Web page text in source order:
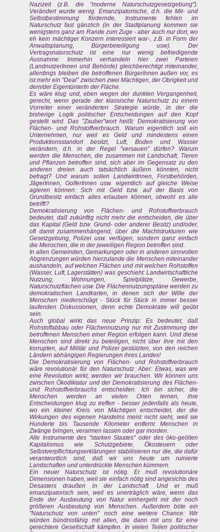
Nazizeit (z.B. die "moderne Naturschutzgesetzgebung").
Verändert wurde wenig. Emanzipatorische, d.h. die Mit- und
Selbstbestimmung fördernde, Instrumente fehlen im
Naturschutz fast gänzlich (in der Stadtplanung kommen sie
wenigstens ganz am Rande zum Zuge - aber auch nur dort, wo
eh kein mächtiger Konzern interessiert war-, z.B. in Form der
Anwaltsplanung, Bürgerbeteiligung usw). Der
Vertragsnaturschutz ist eine nur wenig befriedigende
Ausnahme: Immerhin verhandeln hier zwei Parteien
(LandnutzerInnen und Behörde) gleichberechtigt miteinander,
allerdings bleiben die betroffenen BürgerInnen außen vor, es
ist mehr ein "Deal" zwischen zwei Mächtigen, der Obrigkeit und
dem/der EigentünterIn der Fläche.
Es wäre klug und, eben wegen der dunklen Vergangenheit,
gerecht, wenn gerade der klassische Naturschutz zu einem
Vorreiter einer veränderten Strategie würde, in der die
bisherige Logik politischer Entscheidungen auf den Kopf
gestellt wird. Das "Zauber"wort heißt: Demokratisierung von
Flächen- und Rohstoffverbrauch. Warum eigentlich soll ein
Unternehmen, nur weil es Geld und mindestens einen
Produktionsstandort besitzt, Luft, Boden und Wasser
verändern, d.h. in der Regel "versauen" dürfen? Warum
werden die Menschen, die zusammen mit Landschaft, Tieren
und Pflanzen betroffen sind, sich aber im Gegensatz zu den
anderen dreien auch tatsächlich äußern könnten, nicht
befragt? Und warum sollen LandwirtInnen, Forstbehörden,
JägerInnen, GolferInnen usw. eigentlich auf gleiche Weise
agieren können: Sich mit Geld bzw. auf der Basis von
Grundbesitz einfach alles erlauben können, obwohl es alle
betrifft?
Demokratisierung von Flächen- und Rohstoffverbrauch
bedeutet, daß zukünftig nicht mehr die entscheiden, die über
das Kapital (Geld bzw. Grund- oder anderer Besitz) und/oder,
oft damit zusammenhängend, über die Machtstrukturen wie
Gesetzgebung, Polizei usw. verfügen, sondern ganz einfach
die Menschen, die in der jeweiligen Region betroffen sind.
In allen Gemeinden, Gemarkungen oder in anderen sinnvollen
Abgrenzungen würden hierzulande die Menschen miteinander
aushandeln, auf welchen Flächen und mit welchen Rohstoffen
(Wasser, Luft, Lagerstätten) was geschieht: Landwirtschaftliche
Nutzung, Wohnungen, Spielplätze, Gewerbe,
Naturschutzflächen usw. Die Flächennutzungspläne werden zu
demokratischen Landkarten, in denen sich der Wille der
Menschen niederschlägt - Stück für Stück in immer besser
laufenden Diskussionen, denn echte Demokratie will geübt
sein.
Auch global wirkt das neue Prinzip: Es bedeutet, daß
Rohstoffabbau oder Flächennutzung nur mit Zustimmung der
betroffenen Menschen einer Region erfolgen kann. Und diese
Menschen sind direkt zu beteiligen, nicht über ihre mit den
korrupten, auf Militär und Polizei gestützten, von den reichen
Ländern abhängigen Regierungen ihres Landes!
Die Demokratisierung von Flächen- und Rohstoffverbrauch
wäre revolutionär für den Naturschutz. Aber: Etwas, was wie
eine Revolution wirkt, werden wir brauchen. Wir können uns
zwischen Ökodiktatur und der Demokratisierung des Flächen-
und Rohstoffverbrauchs entscheiden. Ich bin sicher, die
Menschen werden an vielen Orten lernen, ihre
Entscheidungen klug zu treffen - besser jedenfalls als heute,
wo ein kleiner Kreis von Mächtigen entscheidet, der die
Wirkungen des eigenen Handelns meist nicht sieht, weil sie
Hunderte bis Tausende Kilometer entfernt Menschen in
Zwänge bringen, verarmen lassen oder gar morden.
Alle Instrumente des "starken Staates" oder des öko-geölten
Kapitalismus wie Schutzgebiete, Ökosteuern oder
Selbstverpflichtungserklärungen stabilisieren nur die, die dafür
verantwortlich sind, daß wir uns heute um ruinierte
Landschaften und unterdrückte Menschen kümmern.
Ein neuer Naturschutz ist nötig. Er muß revolutionäre
Dimensionen haben, weil sie einfach nötig sind angesichts des
Desasters draußen in der Landschaft. Und er muß
emanzipatorisch sein, weil es unerträglich wäre, wenn das
Ende der Ausbeutung von Natur einhergeht mit der noch
größeren Ausbeutung von Menschen. Außerdem böte ein
"Naturschutz von unten" noch eine weitere Chance: Wir
würden bündnisfähig mit allen, die dann mit uns für eine
gerechtere Gesellschaft kämpfen. In vielen Teilen politischer